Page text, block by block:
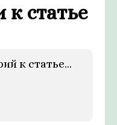
статье